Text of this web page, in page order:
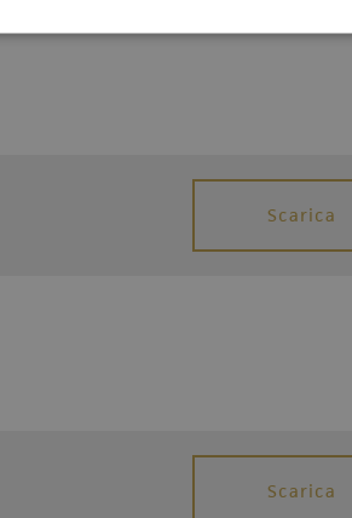
Scarica
Scarica